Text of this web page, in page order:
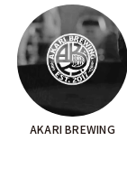
AKARI BREWING